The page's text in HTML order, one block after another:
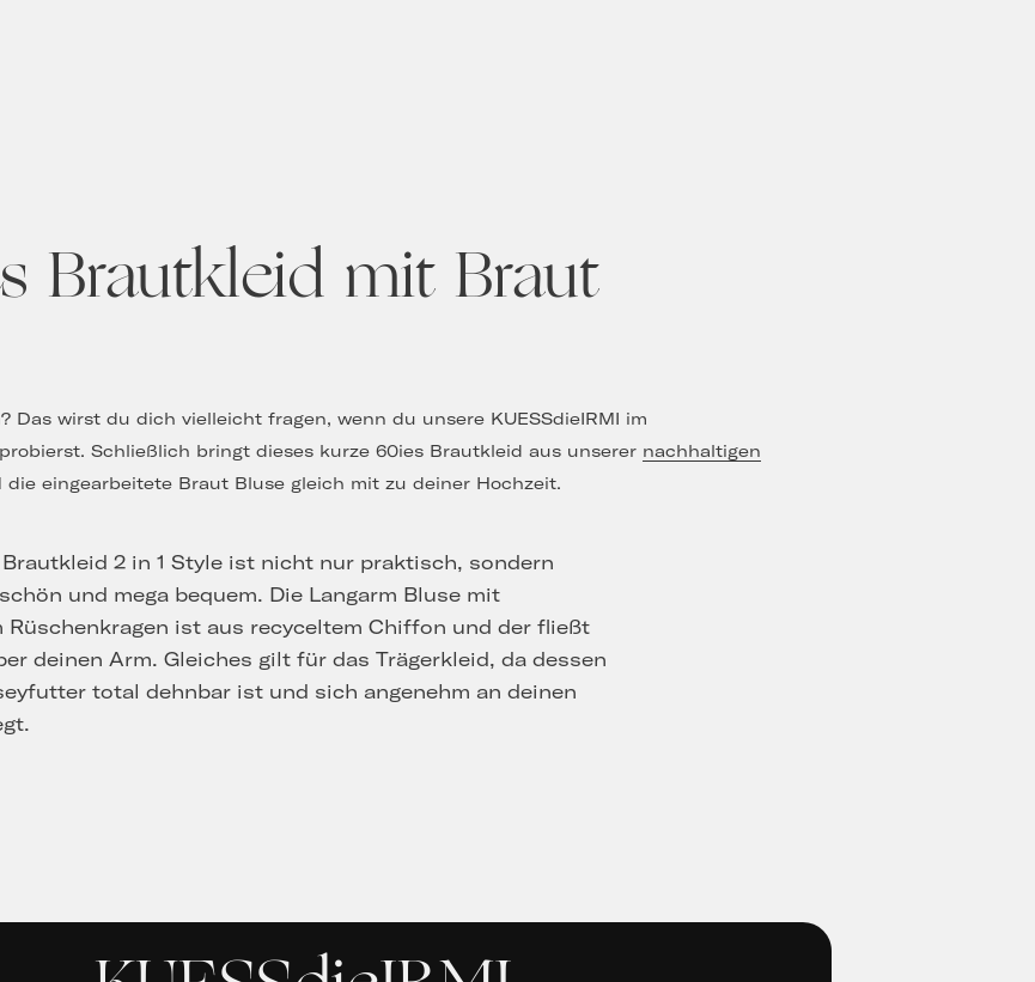
Brautkleid mit Braut
Das wirst du dich vielleicht fragen, wenn du unsere KUESSdieIRMI im
Schließlich bringt dieses kurze 60ies Brautkleid aus unserer nachhaltigen
die eingearbeitete Braut Bluse gleich mit zu deiner Hochzeit.
2 in 1 Style ist nicht nur praktisch, sondern
und mega bequem. Die Langarm Bluse mit
Rüschenkragen ist aus recyceltem Chiffon und der fließt
deinen Arm. Gleiches gilt für das Trägerkleid, da dessen
total dehnbar ist und sich angenehm an deinen